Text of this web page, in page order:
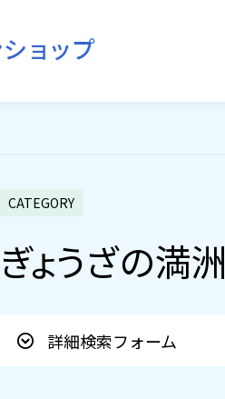
CATEGORY
ぎょうざの満洲
詳細検索フォーム